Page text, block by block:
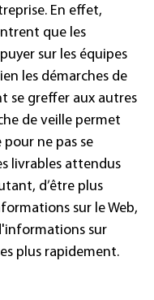
En effet,
que les
sur les équipes
les démarches de
se greffer aux autres
de veille permet
ne pas se
livrables attendus
d’être plus
sur le Web,
sur
plus rapidement.